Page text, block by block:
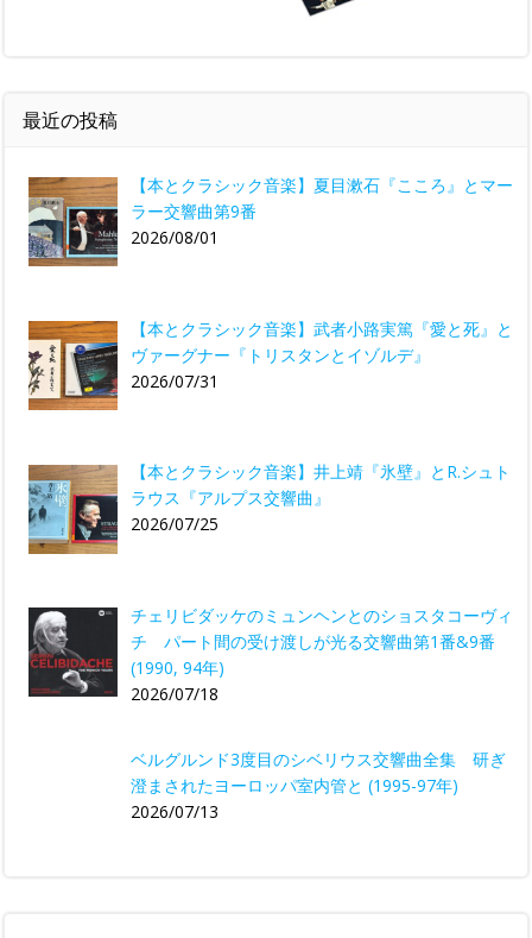
最近の投稿
【本とクラシック音楽】夏目漱石『こころ』とマー
ラー交響曲第9番
2026/08/01
【本とクラシック音楽】武者小路実篤『愛と死』と
ヴァーグナー『トリスタンとイゾルデ』
2026/07/31
【本とクラシック音楽】井上靖『氷壁』とR.シュト
ラウス『アルプス交響曲』
2026/07/25
チェリビダッケのミュンヘンとのショスタコーヴィ
チ パート間の受け渡しが光る交響曲第1番&9番
(1990, 94年)
2026/07/18
ベルグルンド3度目のシベリウス交響曲全集 研ぎ
澄まされたヨーロッパ室内管と (1995-97年)
2026/07/13